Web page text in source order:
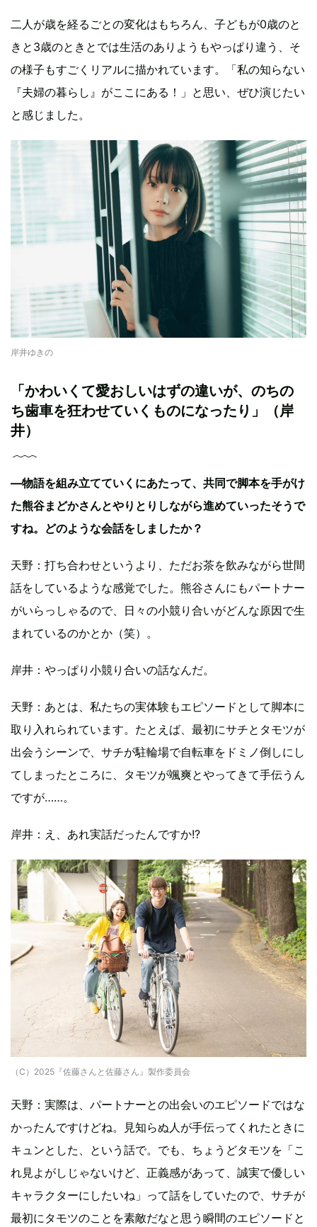
二人が歳を経るごとの変化はもちろん、子どもが0歳のと
きと3歳のときとでは生活のありようもやっぱり違う、そ
の様子もすごくリアルに描かれています。「私の知らない
『夫婦の暮らし』がここにある！」と思い、ぜひ演じたい
と感じました。
岸井ゆきの
「かわいくて愛おしいはずの違いが、のちの
ち歯車を狂わせていくものになったり」（岸
井）
—物語を組み立てていくにあたって、共同で脚本を手がけ
た熊谷まどかさんとやりとりしながら進めていったそうで
すね。どのような会話をしましたか？
天野：打ち合わせというより、ただお茶を飲みながら世間
話をしているような感覚でした。熊谷さんにもパートナー
がいらっしゃるので、日々の小競り合いがどんな原因で生
まれているのかとか（笑）。
岸井：やっぱり小競り合いの話なんだ。
天野：あとは、私たちの実体験もエピソードとして脚本に
取り入れられています。たとえば、最初にサチとタモツが
出会うシーンで、サチが駐輪場で自転車をドミノ倒しにし
てしまったところに、タモツが颯爽とやってきて手伝うん
ですが……。
岸井：え、あれ実話だったんですか!?
（C）2025『佐藤さんと佐藤さん』製作委員会
天野：実際は、パートナーとの出会いのエピソードではな
かったんですけどね。見知らぬ人が手伝ってくれたときに
キュンとした、という話で。でも、ちょうどタモツを「こ
れ見よがしじゃないけど、正義感があって、誠実で優しい
キャラクターにしたいね」って話をしていたので、サチが
最初にタモツのことを素敵だなと思う瞬間のエピソードと